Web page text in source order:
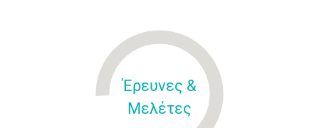
Έρευνες &
Μελέτες